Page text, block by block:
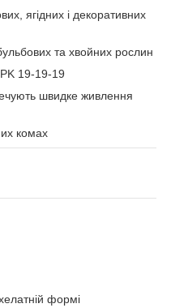
ягідних і декоративних
та хвойних рослин
19-19-19
швидке живлення
комах
формі